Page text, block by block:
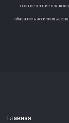
соответствие с
обязательно
Главная